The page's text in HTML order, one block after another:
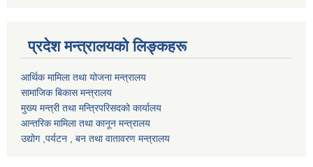
प्रदेश मन्त्रालयको लिङ्कहरू
आर्थिक मामिला तथा योजना मन्त्रालय
सामाजिक बिकास मन्त्रालय
मुख्य मन्त्री तथा मन्त्रिपरिसदको कार्यालय
आन्तरिक मामिला तथा कानून मन्त्रालय
उद्योग ,पर्यटन , बन तथा वातावरण मन्त्रालय